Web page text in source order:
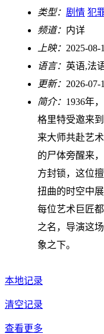
类型： 剧情 犯
频道： 内详
上映： 2025-
语言： 英语,法
更新： 2026-07-
简介： 1936年
格里特受邀来
来大师共赴艺
的尸体旁醒来
方封锁，这位
扭曲的时空中
每位艺术巨匠
之名，导演这
象之下。
本地记录
清空记录
查看更多